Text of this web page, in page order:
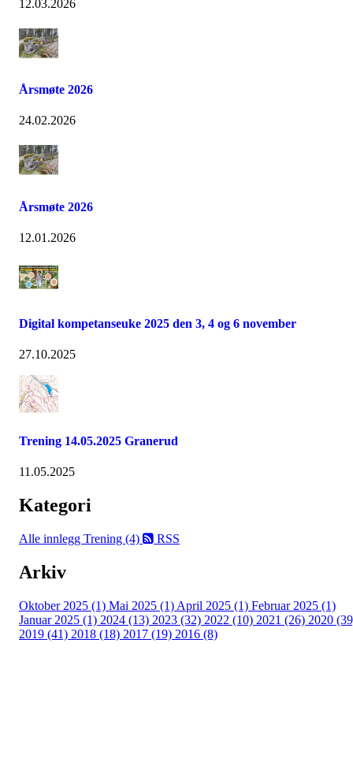
12.03.2026
Årsmøte 2026
24.02.2026
Årsmøte 2026
12.01.2026
Digital kompetanseuke 2025 den 3, 4 og 6 november
27.10.2025
Trening 14.05.2025 Granerud
11.05.2025
Kategori
Alle innlegg Trening (4) RSS
Arkiv
Oktober 2025 (1) Mai 2025 (1) April 2025 (1) Februar 2025 (1)
Januar 2025 (1) 2024 (13) 2023 (32) 2022 (10) 2021 (26) 2020
2019 (41) 2018 (18) 2017 (19) 2016 (8)